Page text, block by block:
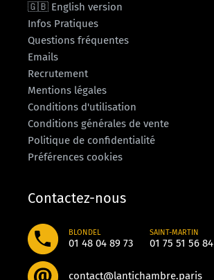
🇬🇧 English version
Infos Pratiques
Questions fréquentes
Emails
Recrutement
Mentions légales
Conditions d'utilisation
Conditions générales de vente
Politique de confidentialité
Préférences cookies
Contactez-nous
BLONDEL
01 48 04 89 73
SAINT-MARTIN
01 75 51 56 84
contact@lantichambre.paris